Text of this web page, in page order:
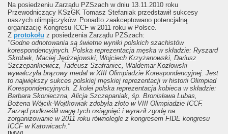
Na posiedzeniu Zarządu PZSzach w dniu 13.11.2010 roku
Przewodniczący KSzGK Tomasz Stefaniak przedstawił sukcesy
naszych olimpijczyków. Ponadto zaakceptowano potencjalną
organizację Kongresu ICCF w 2011 roku w Polsce.
Z protokołu z posiedzenia Zarządu PZSzach:
"Godne odnotowania są świetne wyniki polskich szachistów
korespondencyjnych. Polska reprezentacja męska w składzie: Ryszard
Skrobek, Maciej Jędrzejowski, Wojciech Krzyżanowski, Dariusz
Szczepankiewicz, Tadeusz Szafraniec, Waldemar Kozłowski
wywalczyła brązowy medal w XIII Olimpiadzie Korespondencyjnej. Jest
to największy sukces polskiej męskiej reprezentacji w historii Olimpiad
Korespondencyjnych. Z kolei polska reprezentacja kobieca w składzie:
Barbara Skonieczna, Alicja Szczepaniak, śp. Bronisława Lubas,
Bożena Wójcik-Wojtkowiak zdobyła złoto w VIII Olimpiadzie ICCF.
Zarząd podkreślił wagę tych osiągnięć i wyraził zgodę na
zorganizowanie w 2011 roku równolegle z kongresem FIDE kongresu
ICCF w Katowicach."